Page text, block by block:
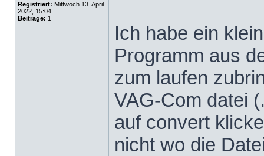
Registriert: Mittwoch 13. April
2022, 15:04
Beiträge: 1
Ich habe ein
Programm aus
zum laufen
VAG-Com datei
auf convert
nicht wo die